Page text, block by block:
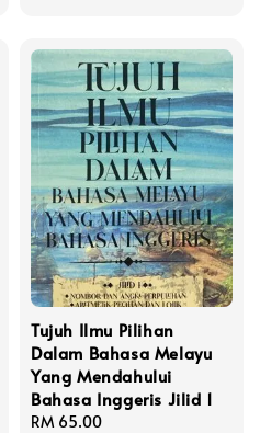
Tujuh Ilmu Pilihan
Dalam Bahasa Melayu
Yang Mendahului
Bahasa Inggeris Jilid 1
Regular
RM 65.00